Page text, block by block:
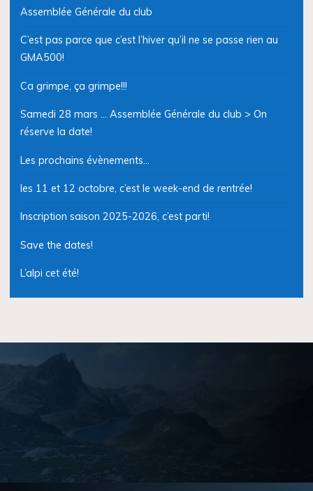
Assemblée Générale du club
C’est pas parce que c’est l’hiver qu’il ne se passe rien au
GMA500!
Ca grimpe, ça grimpe!!!
Samedi 28 mars … Assemblée Générale du club > On
réserve la date!
Les prochains évènements…
les 11 et 12 octobre, c’est le week-end de rentrée!
Inscription saison 2025-2026, c’est parti!
Save the dates!
L’alpi cet été!